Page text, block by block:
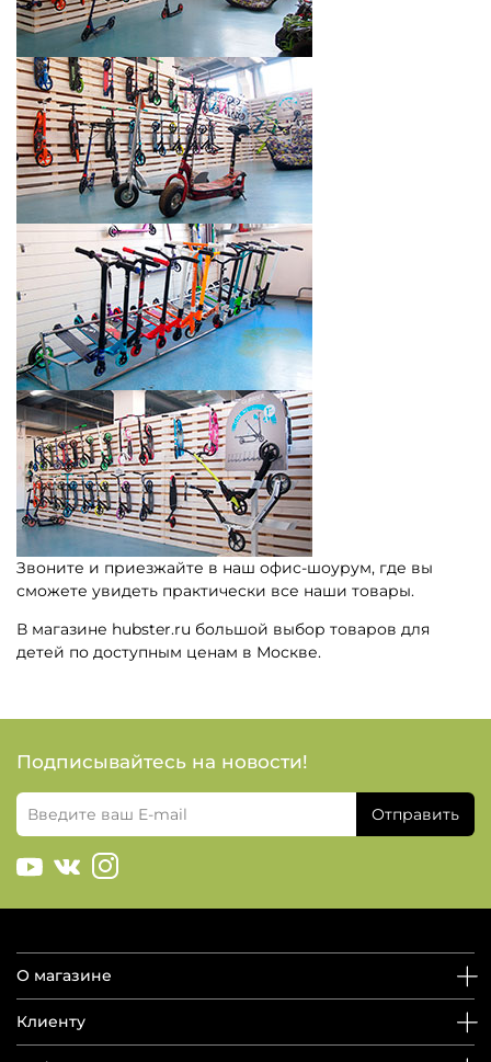
Звоните и приезжайте в наш офис-шоурум, где вы
сможете увидеть практически все наши товары.
В магазине hubster.ru большой выбор товаров для
детей по доступным ценам в Москве.
Подписывайтесь на новости!
Отправить
О магазине
Клиенту